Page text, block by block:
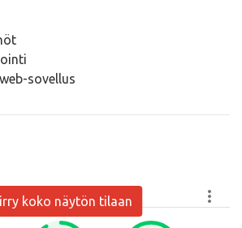
sovellus
koko näytön tilaan